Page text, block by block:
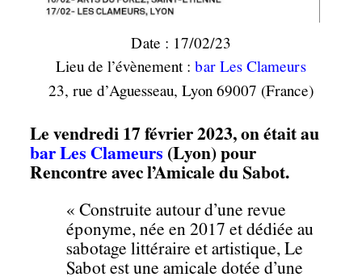
Date : 17/02/23
Lieu de l’évènement : bar Les Clameurs
23, rue d’Aguesseau, Lyon 69007 (France)
Le vendredi 17 février 2023, on était au
bar Les Clameurs (Lyon) pour
Rencontre avec l’Amicale du Sabot.
« Construite autour d’une revue
éponyme, née en 2017 et dédiée au
sabotage littéraire et artistique, Le
Sabot est une amicale dotée d’une